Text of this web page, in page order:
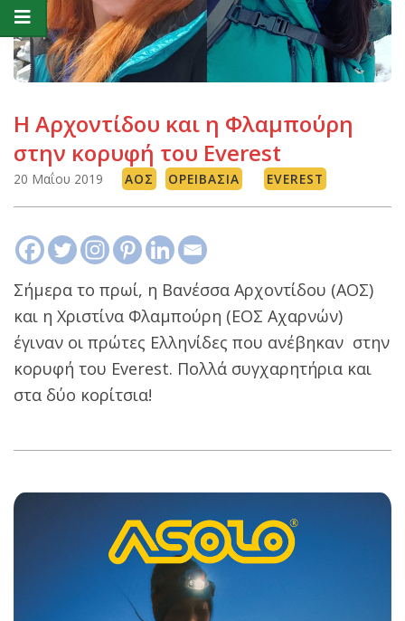
Η Αρχοντίδου και η Φλαμπούρη
στην κορυφή του Everest
20 Μαΐου 2019 ΑΟΣ ΟΡΕΙΒΑΣΊΑ EVEREST
Σήμερα το πρωί, η Βανέσσα Αρχοντίδου (ΑΟΣ)
και η Χριστίνα Φλαμπούρη (ΕΟΣ Αχαρνών)
έγιναν οι πρώτες Ελληνίδες που ανέβηκαν στην
κορυφή του Everest. Πολλά συγχαρητήρια και
στα δύο κορίτσια!
05-